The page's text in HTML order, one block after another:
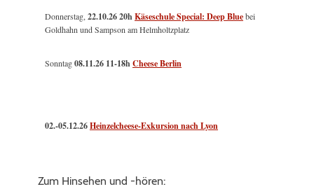
Donnerstag,22.10.26 20hKäseschule Special: Deep Bluebei
Goldhahn und Sampson am Helmholtzplatz
Sonntag08.11.26 11-18hCheese Berlin
02.-05.12.26Heinzelcheese-Exkursion nach Lyon
Zum Hinsehen und -hören: